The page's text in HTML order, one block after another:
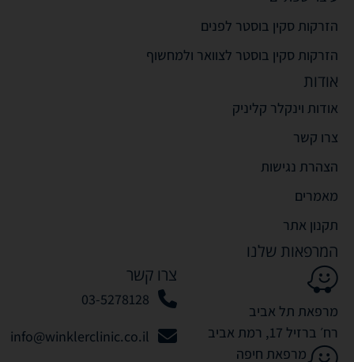
הזרקות סקין בוסטר לפנים
הזרקות סקין בוסטר לצוואר ולמחשוף
אודות
אודות וינקלר קליניק
צרו קשר
הצהרת נגישות
מאמרים
תקנון אתר
המרפאות שלנו
מרפאת תל אביב
רח׳ ברזיל 17, רמת אביב
מרפאת חיפה
צרו קשר
03-5278128
info@winklerclinic.co.il